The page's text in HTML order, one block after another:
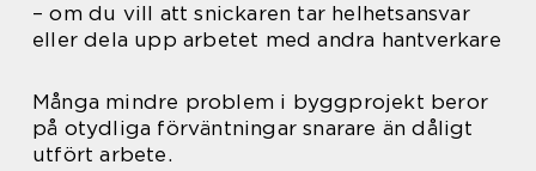
– om du vill att snickaren tar helhetsansvar
eller dela upp arbetet med andra hantverkare
Många mindre problem i byggprojekt beror
på otydliga förväntningar snarare än dåligt
utfört arbete.